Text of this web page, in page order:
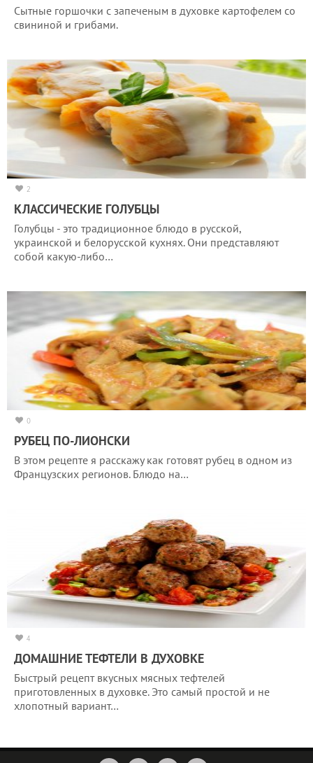
Сытные горшочки с запеченым в духовке картофелем со
свининой и грибами.
2
КЛАССИЧЕСКИЕ ГОЛУБЦЫ
Голубцы - это традиционное блюдо в русской,
украинской и белорусской кухнях. Они представляют
собой какую-либо…
0
РУБЕЦ ПО-ЛИОНСКИ
В этом рецепте я расскажу как готовят рубец в одном из
Французских регионов. Блюдо на…
4
ДОМАШНИЕ ТЕФТЕЛИ В ДУХОВКЕ
Быстрый рецепт вкусных мясных тефтелей
приготовленных в духовке. Это самый простой и не
хлопотный вариант…